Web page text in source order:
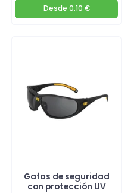
Desde 0.10 €
Gafas de seguridad
con protección UV